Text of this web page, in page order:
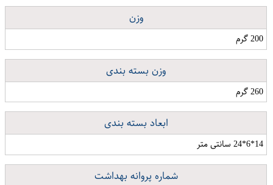
وزن
200 گرم
وزن بسته بندی
260 گرم
ابعاد بسته بندی
14*6*24 سانتی متر
شماره پروانه بهداشت